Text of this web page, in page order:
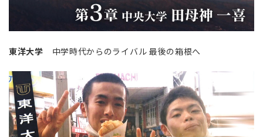
東洋大学 中学時代からのライバル 最後の箱根へ